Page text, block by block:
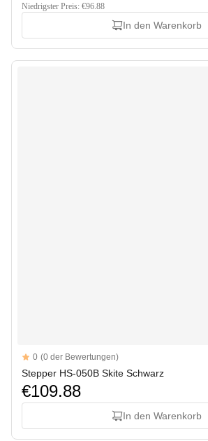
Niedrigster Preis: €96.88
In den Warenkorb
Reviews
0 (0 der Bewertungen)
Stepper HS-050B Skite Schwarz
€109.88
In den Warenkorb